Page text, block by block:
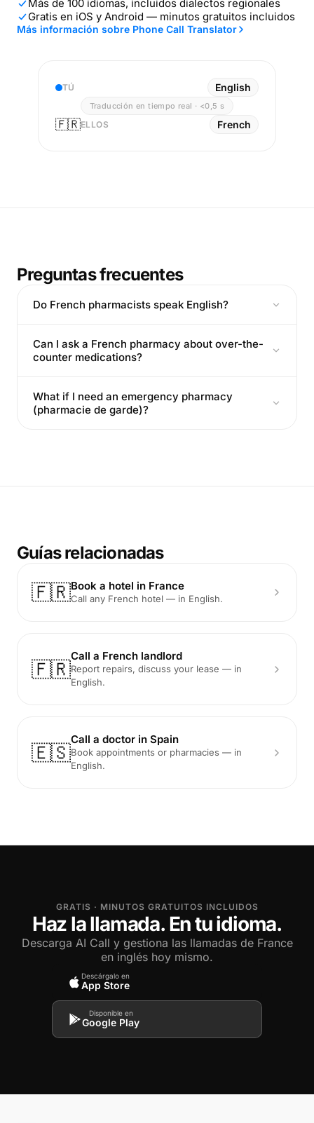
Más de 100 idiomas, incluidos dialectos regionales
Gratis en iOS y Android — minutos gratuitos incluidos
Más información sobre Phone Call Translator
TÚ English
Traducción en tiempo real · <0,5 s
🇫🇷ELLOS French
Preguntas frecuentes
Do French pharmacists speak English?
Can I ask a French pharmacy about over-the-
counter medications?
What if I need an emergency pharmacy
(pharmacie de garde)?
Guías relacionadas
🇫🇷Book a hotel in France
Call any French hotel — in English.
🇫🇷
Call a French landlord
Report repairs, discuss your lease — in
English.
🇪🇸
Call a doctor in Spain
Book appointments or pharmacies — in
English.
GRATIS · MINUTOS GRATUITOS INCLUIDOS
Haz la llamada. En tu idioma.
Descarga AI Call y gestiona las llamadas de France
en inglés hoy mismo.
Descárgalo en
App Store
Disponible en
Google Play